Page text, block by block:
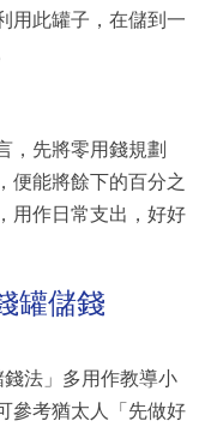
用此罐子，在儲到一
，先將零用錢規劃
便能將餘下的百分之
用作日常支出，好好
罐儲錢
法」多用作教導小
參考猶太人「先做好